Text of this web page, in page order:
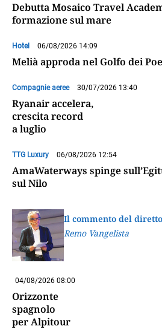
Debutta Mosaico Travel
formazione sul mare
Hotel 06/08/2026 14:09
Melià approda nel Golfo dei
Compagnie aeree 30/07/2026 13:40
Ryanair accelera,
crescita record
a luglio
TTG Luxury 06/08/2026 12:54
AmaWaterways spinge
sul Nilo
Il commento del
Remo Vangelista
04/08/2026 08:00
Orizzonte
spagnolo
per Alpitour